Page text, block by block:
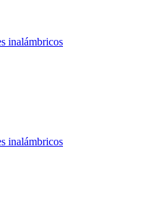
inalámbricos
inalámbricos